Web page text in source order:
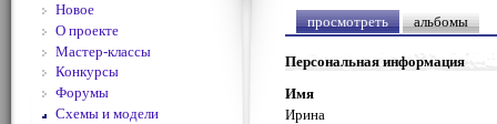
Новое
О проекте
Мастер-классы
Конкурсы
Форумы
Схемы и модели
просмотреть альбомы
Персональная информация
Имя
Ирина